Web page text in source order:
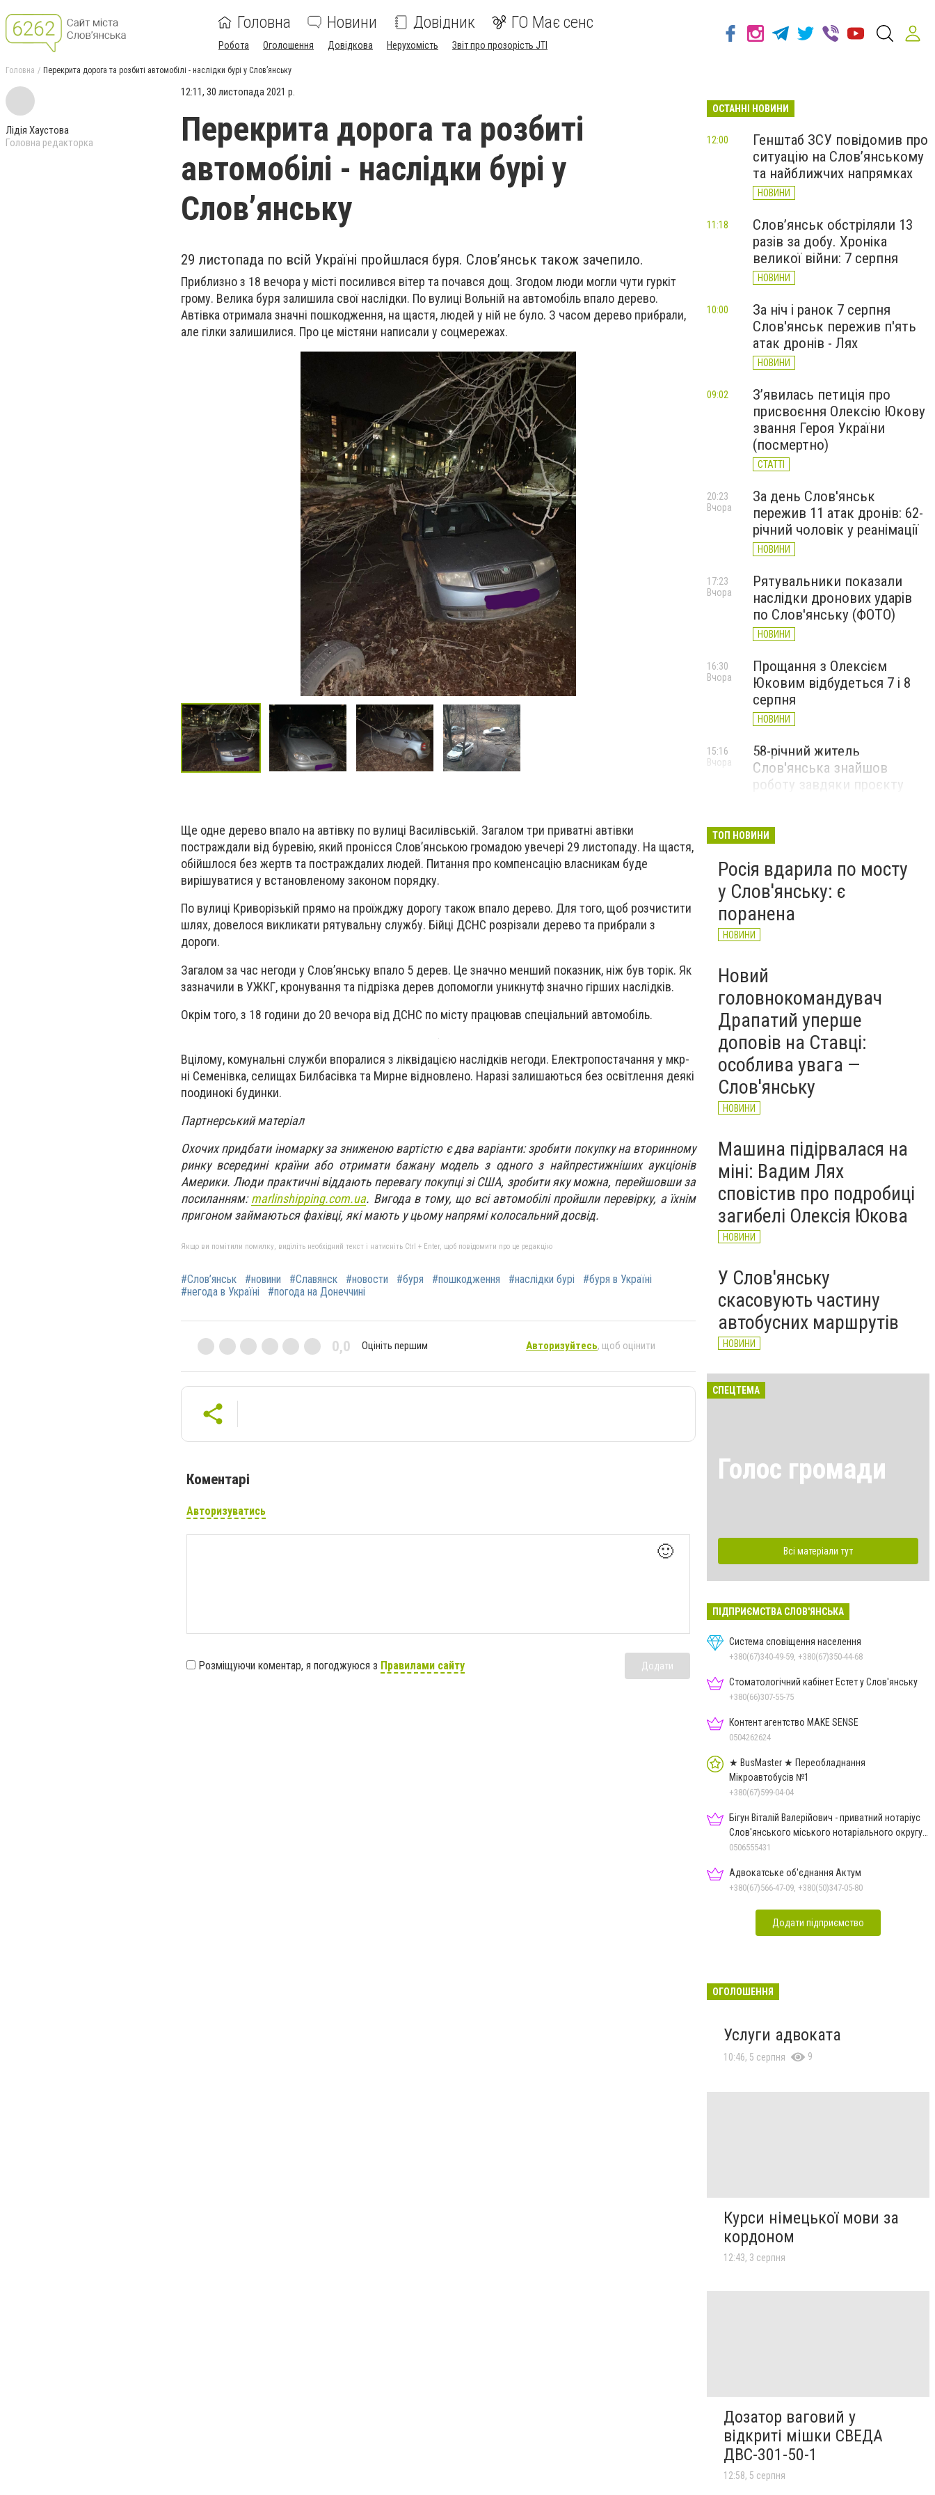
Головна Новини Довідник ГО Має сенс
Робота Оголошення Довідкова Нерухомість Звіт про прозорість JTI
Головна Перекрита дорога та розбиті автомобілі - наслідки бурі у Слов’янську
Лідія Хаустова
Головна редакторка
12:11, 30 листопада 2021 р.
Перекрита дорога та розбиті
автомобілі - наслідки бурі у
Слов’янську
29 листопада по всій Україні пройшлася буря. Слов’янськ також зачепило.
Приблизно з 18 вечора у місті посилився вітер та почався дощ. Згодом люди могли чути гуркіт
грому. Велика буря залишила свої наслідки. По вулиці Вольній на автомобіль впало дерево.
Автівка отримала значні пошкодження, на щастя, людей у ній не було. З часом дерево прибрали,
але гілки залишилися. Про це містяни написали у соцмережах.
Ще одне дерево впало на автівку по вулиці Василівській. Загалом три приватні автівки
постраждали від буревію, який пронісся Слов’янською громадою увечері 29 листопаду. На щастя,
обійшлося без жертв та постраждалих людей. Питання про компенсацію власникам буде
вирішуватися у встановленому законом порядку.
По вулиці Криворізькій прямо на проїжджу дорогу також впало дерево. Для того, щоб розчистити
шлях, довелося викликати рятувальну службу. Бійці ДСНС розрізали дерево та прибрали з
дороги.
Загалом за час негоди у Слов’янську впало 5 дерев. Це значно менший показник, ніж був торік. Як
зазначили в УЖКГ, кронування та підрізка дерев допомогли уникнутф значно гірших наслідків.
Окрім того, з 18 години до 20 вечора від ДСНС по місту працював спеціальний автомобіль.
Вцілому, комунальні служби впоралися з ліквідацією наслідків негоди. Електропостачання у мкр-
ні Семенівка, селищах Билбасівка та Мирне відновлено. Наразі залишаються без освітлення деякі
поодинокі будинки.
Партнерський матеріал
Охочих придбати іномарку за зниженою вартістю є два варіанти: зробити покупку на вторинному
ринку всередині країни або отримати бажану модель з одного з найпрестижніших аукціонів
Америки. Люди практичні віддають перевагу покупці зі США, зробити яку можна, перейшовши за
посиланням:marlinshipping.com.ua. Вигода в тому, що всі автомобілі пройшли перевірку, а їхнім
пригоном займаються фахівці, які мають у цьому напрямі колосальний досвід.
Якщо ви помітили помилку, виділіть необхідний текст і натисніть Ctrl + Enter, щоб повідомити про це редакцію
#Слов’янськ #новини #Славянск #новости #буря #пошкодження #наслідки бурі
#буря в Україні
#негода в Україні
#погода на Донеччині
0,0 Оцініть першим Авторизуйтесь, щоб оцінити
Коментарі
Авторизуватись
🙂
Розміщуючи коментар, я погоджуюся з Правилами сайту Додати
ОСТАННІ НОВИНИ
Генштаб ЗСУ повідомив про
ситуацію на Слов’янському
та найближчих напрямках
НОВИНИ
12:00
Слов’янськ обстріляли 13
разів за добу. Хроніка
великої війни: 7 серпня
НОВИНИ
11:18
За ніч і ранок 7 серпня
Слов'янськ пережив п'ять
атак дронів - Лях
НОВИНИ
10:00
З’явилась петиція про
присвоєння Олексію Юкову
звання Героя України
(посмертно)
СТАТТІ
09:02
За день Слов'янськ
пережив 11 атак дронів: 62-
річний чоловік у реанімації
НОВИНИ
20:23
Вчора
Рятувальники показали
наслідки дронових ударів
по Слов'янську (ФОТО)
НОВИНИ
17:23
Вчора
Прощання з Олексієм
Юковим відбудеться 7 і 8
серпня
НОВИНИ
16:30
Вчора
58-річний житель
Слов'янська знайшов
роботу завдяки проєкту
15:16
Вчора
ТОП НОВИНИ
Росія вдарила по мосту
у Слов'янську: є
поранена
НОВИНИ
Новий
головнокомандувач
Драпатий уперше
доповів на Ставці:
особлива увага —
Слов'янську
НОВИНИ
Машина підірвалася на
міні: Вадим Лях
сповістив про подробиці
загибелі Олексія Юкова
НОВИНИ
У Слов'янську
скасовують частину
автобусних маршрутів
НОВИНИ
СПЕЦТЕМА
Голос громади
Всі матеріали тут
ПІДПРИЄМСТВА СЛОВ'ЯНСЬКА
Система сповіщення населення
+380(67)340-49-59, +380(67)350-44-68
Стоматологічний кабінет Естет у Слов'янську
+380(66)307-55-75
Контент агентство MAKE SENSE
0504262624
★ BusMaster ★ Переобладнання
Мікроавтобусів №1
+380(67)599-04-04
Бігун Віталій Валерійович - приватний нотаріус
Слов'янського міського нотаріального округу
Дон.обл.
0506555431
Адвокатське об'єднання Актум
+380(67)566-47-09, +380(50)347-05-80
Додати підприємство
ОГОЛОШЕННЯ
Услуги адвоката
10:46, 5 серпня 9
Курси німецької мови за
кордоном
12:43, 3 серпня
Дозатор ваговий у
відкриті мішки СВЕДА
ДВС-301-50-1
12:58, 5 серпня